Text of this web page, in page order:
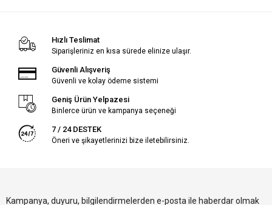
Hızlı Teslimat
Siparişleriniz en kısa sürede elinize ulaşır.
Güvenli Alışveriş
Güvenli ve kolay ödeme sistemi
Geniş Ürün Yelpazesi
Binlerce ürün ve kampanya seçeneği
7 / 24 DESTEK
Öneri ve şikayetlerinizi bize iletebilirsiniz.
Kampanya, duyuru, bilgilendirmelerden e-posta ile haberdar olmak